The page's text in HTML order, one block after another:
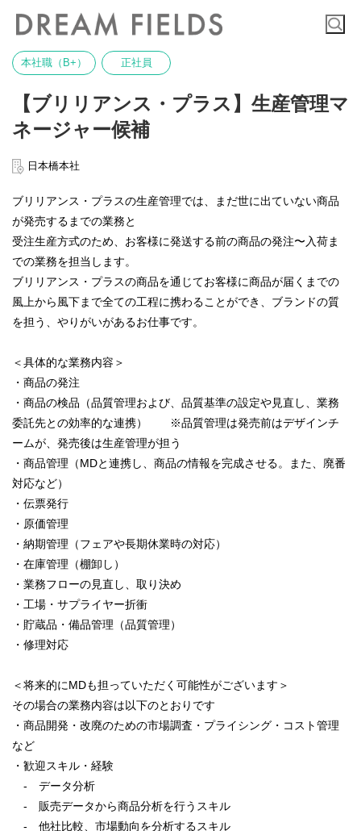
本社職（B+） 正社員
【ブリリアンス・プラス】生産管理マ
ネージャー候補
日本橋本社
ブリリアンス・プラスの生産管理では、まだ世に出ていない商品
が発売するまでの業務と
受注生産方式のため、お客様に発送する前の商品の発注〜入荷ま
での業務を担当します。
ブリリアンス・プラスの商品を通じてお客様に商品が届くまでの
風上から風下まで全ての工程に携わることができ、ブランドの質
を担う、やりがいがあるお仕事です。
＜具体的な業務内容＞
・商品の発注
・商品の検品（品質管理および、品質基準の設定や見直し、業務
委託先との効率的な連携） ※品質管理は発売前はデザインチ
ームが、発売後は生産管理が担う
・商品管理（MDと連携し、商品の情報を完成させる。また、廃番
対応など）
・伝票発行
・原価管理
・納期管理（フェアや長期休業時の対応）
・在庫管理（棚卸し）
・業務フローの見直し、取り決め
・工場・サプライヤー折衝
・貯蔵品・備品管理（品質管理）
・修理対応
＜将来的にMDも担っていただく可能性がございます＞
その場合の業務内容は以下のとおりです
・商品開発・改廃のための市場調査・プライシング・コスト管理
など
・歓迎スキル・経験
- データ分析
- 販売データから商品分析を行うスキル
- 他社比較、市場動向を分析するスキル